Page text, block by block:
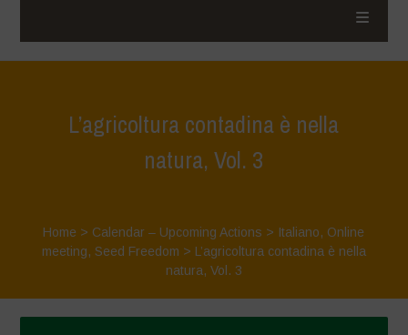
L’agricoltura contadina è nella
natura, Vol. 3
Home > Calendar – Upcoming Actions > Italiano, Online
meeting, Seed Freedom > L’agricoltura contadina è nella
natura, Vol. 3